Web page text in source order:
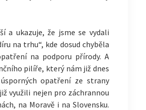
a ukazuje, že jsme se vydali
na trhu“, kde dosud chyběla
na podporu přírody. A
pilíře, který nám již dnes
opatření ze strany
využili nejen pro záchrannou
na Moravě i na Slovensku.